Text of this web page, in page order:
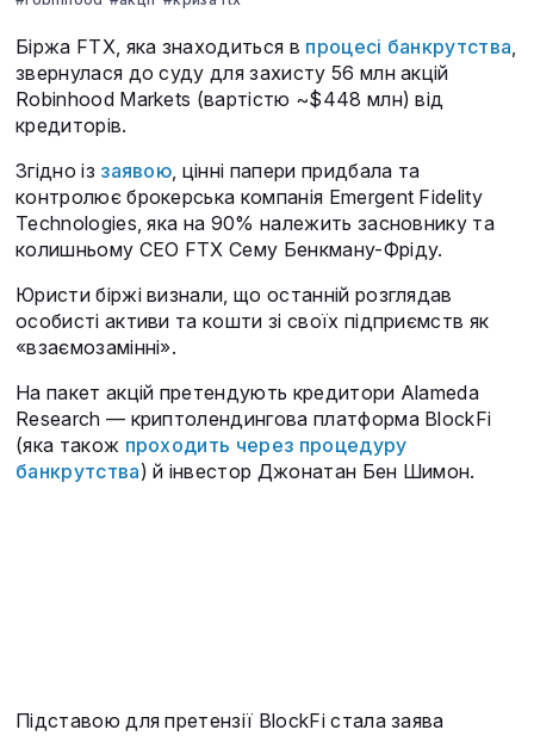
Біржа FTX, яка знаходиться в процесі банкрутства,
звернулася до суду для захисту 56 млн акцій
Robinhood Markets (вартістю ~$448 млн) від
кредиторів.
Згідно із заявою, цінні папери придбала та
контролює брокерська компанія Emergent Fidelity
Technologies, яка на 90% належить засновнику та
колишньому CEO FTX Сему Бенкману-Фріду.
Юристи біржі визнали, що останній розглядав
особисті активи та кошти зі своїх підприємств як
«взаємозамінні».
На пакет акцій претендують кредитори Alameda
Research — криптолендингова платформа BlockFi
(яка також проходить через процедуру
банкрутства) й інвестор Джонатан Бен Шимон.
Підставою для претензії BlockFi стала заява